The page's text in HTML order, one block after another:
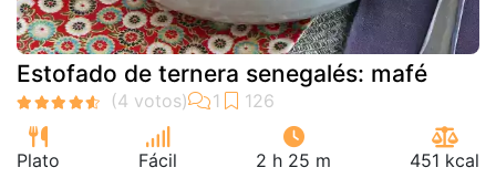
Estofado de ternera senegalés: mafé
Plato Fácil 2 h 25 m 451 kcal